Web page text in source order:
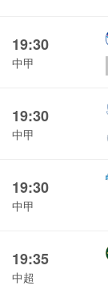
19:30
中甲
19:30
中甲
19:30
中甲
19:35
中超